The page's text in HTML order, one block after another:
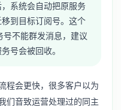
系统会自动把原服务
到目标订阅号。这个
不能群发消息，建议
号会被回收。
程会更快，很多客户以为
们音致运营处理过的同主